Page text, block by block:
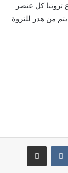
كل عنصر
من هدر للثروة
مشاركة عبر البريد